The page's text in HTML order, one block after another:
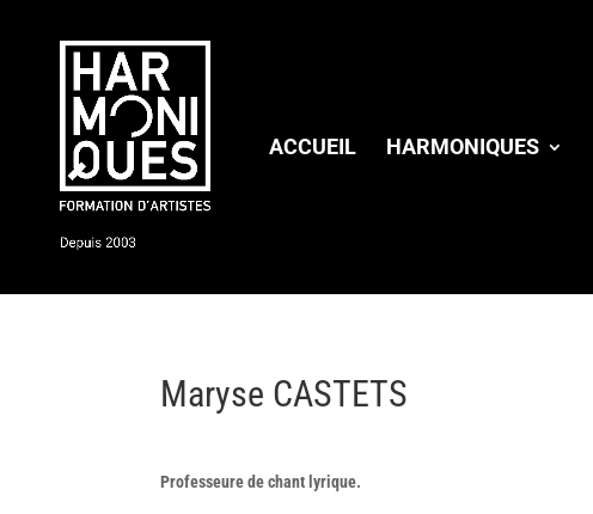
ACCUEIL HARMONIQUES
Maryse CASTETS
Professeure de chant lyrique.